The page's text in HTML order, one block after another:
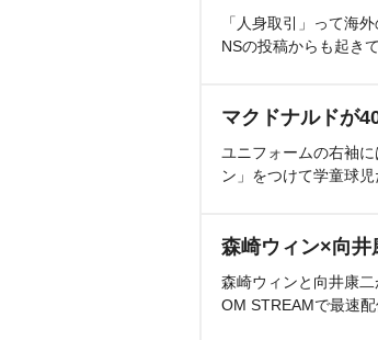
「人身取引」って海
NSの投稿からも起き
マクドナルドが
ユニフォームの右袖
ン」をつけて学童球
森崎ウィン×向井
森崎ウィンと向井康
OM STREAMで最速